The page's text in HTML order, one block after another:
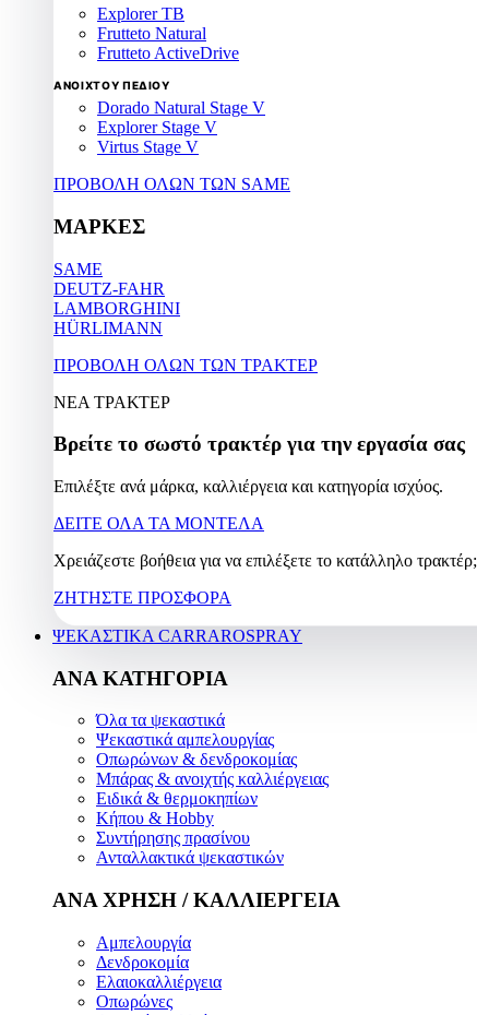
Explorer TB
Frutteto Natural
Frutteto ActiveDrive
ΑΝΟΙΧΤΟΥ ΠΕΔΙΟΥ
Dorado Natural Stage V
Explorer Stage V
Virtus Stage V
ΠΡΟΒΟΛΗ ΟΛΩΝ ΤΩΝ SAME
ΜΑΡΚΕΣ
SAME
DEUTZ-FAHR
LAMBORGHINI
HÜRLIMANN
ΠΡΟΒΟΛΗ ΟΛΩΝ ΤΩΝ ΤΡΑΚΤΕΡ
ΝΕΑ ΤΡΑΚΤΕΡ
Βρείτε το σωστό τρακτέρ για την εργασία σας
Επιλέξτε ανά μάρκα, καλλιέργεια και κατηγορία ισχύος.
ΔΕΙΤΕ ΟΛΑ ΤΑ ΜΟΝΤΕΛΑ
Χρειάζεστε βοήθεια για να επιλέξετε το κατάλληλο τρακτέρ;
ΖΗΤΗΣΤΕ ΠΡΟΣΦΟΡΑ
ΨΕΚΑΣΤΙΚΑ CARRAROSPRAY
ΑΝΑ ΚΑΤΗΓΟΡΙΑ
Όλα τα ψεκαστικά
Ψεκαστικά αμπελουργίας
Οπωρώνων & δενδροκομίας
Μπάρας & ανοιχτής καλλιέργειας
Ειδικά & θερμοκηπίων
Κήπου & Hobby
Συντήρησης πρασίνου
Ανταλλακτικά ψεκαστικών
ΑΝΑ ΧΡΗΣΗ / ΚΑΛΛΙΕΡΓΕΙΑ
Αμπελουργία
Δενδροκομία
Ελαιοκαλλιέργεια
Οπωρώνες